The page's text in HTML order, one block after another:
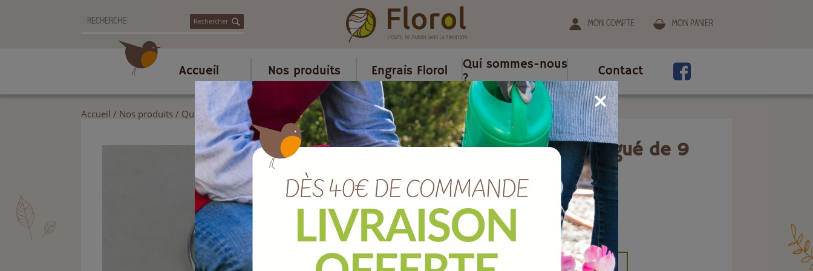
Rechercher Mon compte Mon panier
Accueil Nos produits Engrais Florol
Qui sommes-nous
?
Contact
Accueil / Nos produits / Quincaillerie/ Goupille clips acier zingué de 9 mm
Goupille clips acier zingué de 9
QGGC9
Marque : SOERGEN Distribution
Quantité :